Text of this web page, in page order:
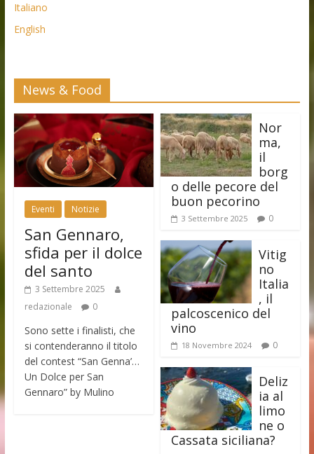
Italiano
English
News & Food
Eventi Notizie
San Gennaro,
sfida per il dolce
del santo
3 Settembre 2025
redazionale
0
Sono sette i finalisti, che
si contenderanno il titolo
del contest “San Genna’…
Un Dolce per San
Gennaro” by Mulino
Nor
ma,
il
borg
o delle pecore del
buon pecorino
3 Settembre 2025 0
Vitig
no
Italia
, il
palcoscenico del
vino
18 Novembre 2024 0
Deliz
ia al
limo
ne o
Cassata siciliana?